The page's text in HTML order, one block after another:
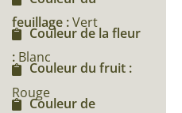
feuillage :Vert
Couleur de la fleur
: Blanc
Couleur du fruit :
Rouge
Couleur de